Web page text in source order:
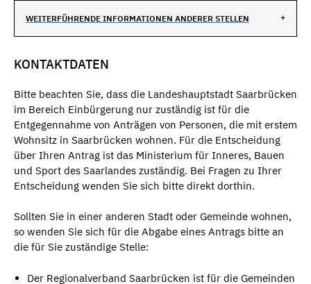
WEITERFÜHRENDE INFORMATIONEN ANDERER STELLEN
KONTAKTDATEN
Bitte beachten Sie, dass die Landeshauptstadt Saarbrücken
im Bereich Einbürgerung nur zuständig ist für die
Entgegennahme von Anträgen von Personen, die mit erstem
Wohnsitz in Saarbrücken wohnen. Für die Entscheidung
über Ihren Antrag ist das Ministerium für Inneres, Bauen
und Sport des Saarlandes zuständig. Bei Fragen zu Ihrer
Entscheidung wenden Sie sich bitte direkt dorthin.
Sollten Sie in einer anderen Stadt oder Gemeinde wohnen,
so wenden Sie sich für die Abgabe eines Antrags bitte an
die für Sie zuständige Stelle:
Der Regionalverband Saarbrücken ist für die Gemeinden